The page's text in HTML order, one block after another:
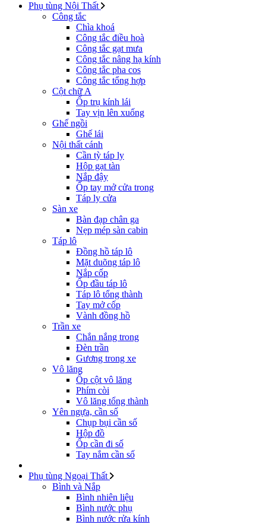
Phụ tùng Nội Thất
Công tắc
Chìa khoá
Công tắc điều hoà
Công tắc gạt mưa
Công tắc nâng hạ kính
Công tắc pha cos
Công tắc tổng hợp
Cột chữ A
Ốp trụ kính lái
Tay vịn lên xuống
Ghế ngồi
Ghế lái
Nội thất cánh
Cần tỳ táp ly
Hộp gạt tàn
Nắp đậy
Ốp tay mở cửa trong
Táp ly cửa
Sàn xe
Bàn đạp chân ga
Nẹp mép sàn cabin
Táp lô
Đồng hồ táp lô
Mặt duõng táp lô
Nắp cốp
Ốp đầu táp lô
Táp lô tổng thành
Tay mở cốp
Vành đồng hồ
Trần xe
Chắn nắng trong
Đèn trần
Gương trong xe
Vô lăng
Ốp cột vô lăng
Phím còi
Vô lăng tổng thành
Yên ngựa, cần số
Chụp bụi cần số
Hộp đồ
Ốp cần đi số
Tay nắm cần số
Phụ tùng Ngoại Thất
Bình và Nắp
Bình nhiên liệu
Bình nước phụ
Bình nước rửa kính